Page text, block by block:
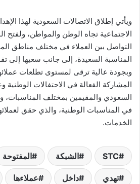
ويأتي إطلاق الاتصالات السعودية لهذا
الاجتماعية تجاه الوطن والمواطن، ولفتح
التواصل بين العملاء في مختلف مناطق
المناسبة السعيدة، إلى جانب سعيها إلى
وبجودة عالية ترقى لمستوى تطلعات
المشاركة الفعالة في الاحتفالات
السعودي والمقيمين بمختلف المناسبات،
في المناسبات الوطنية، والذي حقق
الخدمات.
STC الشبكة المفتوحة
تهدي داخل عملاءها